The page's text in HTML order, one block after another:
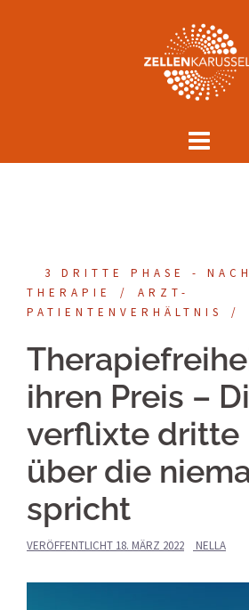
3 DRITTE PHASE - NACH
THERAPIE
ARZT-
PATIENTENVERHÄLTNIS
ihren Preis –
verflixte dritte
über die
spricht
VERÖFFENTLICHT 18. MÄRZ 2022 NELLA